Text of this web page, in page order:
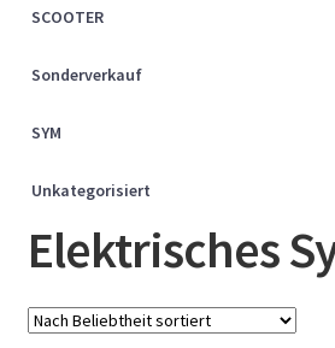
SCOOTER
Sonderverkauf
SYM
Unkategorisiert
Elektrisches